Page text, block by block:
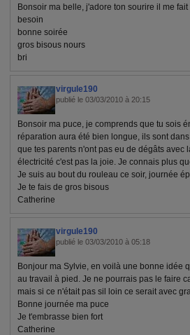
Bonsoir ma belle, j'adore ton sourire il me
besoin
bonne soirée
gros bisous nours
bri
virgule190
publié le 03/03/2010 à 20:15
Bonsoir ma puce, je comprends que tu sois
réparation aura été bien longue, ils sont
que tes parents n'ont pas eu de dégâts avec
électricité c'est pas la joie. Je connais plus
Je suis au bout du rouleau ce soir, journée
Je te fais de gros bisous
Catherine
virgule190
publié le 03/03/2010 à 05:18
Bonjour ma Sylvie, en voilà une bonne idée
au travail à pied. Je ne pourrais pas le faire
mais si ce n'était pas sil loin ce serait avec
Bonne journée ma puce
Je t'embrasse bien fort
Catherine